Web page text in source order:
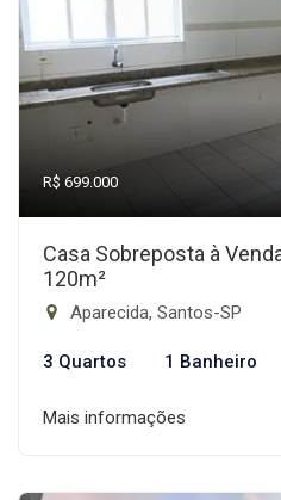
R$ 699.000
Casa Sobreposta à
120m²
Aparecida, Santos-SP
3 Quartos 1 Banheiro
Mais informações